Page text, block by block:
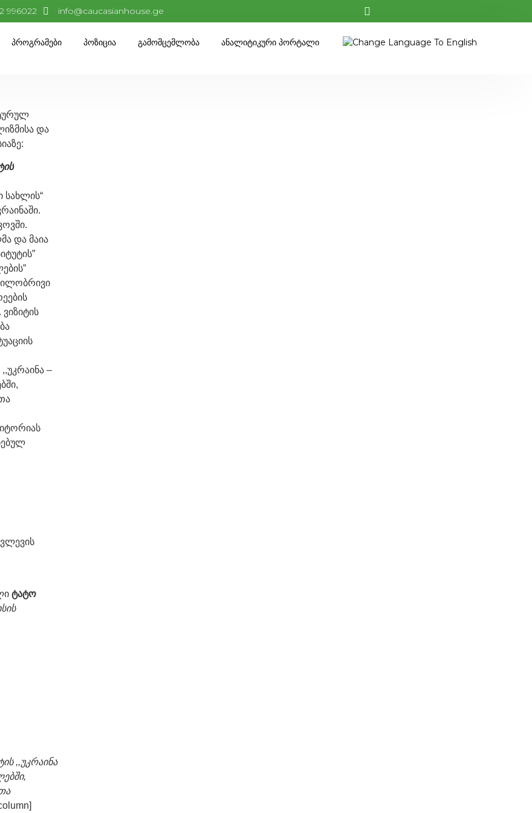
996022 info@caucasianhouse.ge
Პროგრამები Პოზიცია Გამომცემლობა Ანალიტიკური Პორტალი
და
სახლის“
და მაია
–
ტატო
,,უკრაინა